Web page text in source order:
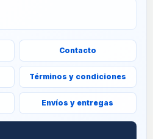
Contacto
Términos y condiciones
Envíos y entregas